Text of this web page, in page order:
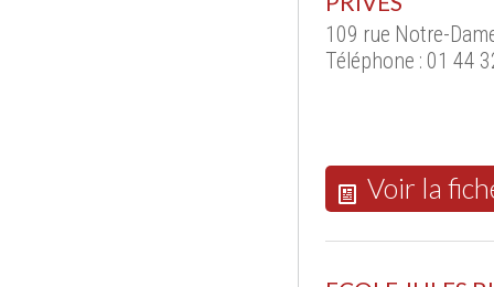
109 rue Notre-
Téléphone : 01 44
Voir la